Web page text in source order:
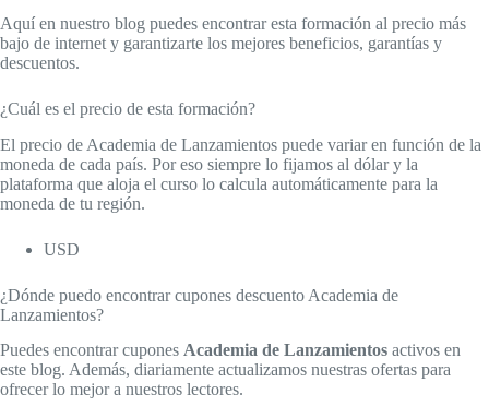
Aquí en nuestro blog puedes encontrar esta formación al precio más
bajo de internet y garantizarte los mejores beneficios, garantías y
descuentos.
¿Cuál es el precio de esta formación?
El precio de Academia de Lanzamientos puede variar en función de la
moneda de cada país. Por eso siempre lo fijamos al dólar y la
plataforma que aloja el curso lo calcula automáticamente para la
moneda de tu región.
USD
¿Dónde puedo encontrar cupones descuento Academia de
Lanzamientos?
Puedes encontrar cupones Academia de Lanzamientos activos en
este blog. Además, diariamente actualizamos nuestras ofertas para
ofrecer lo mejor a nuestros lectores.